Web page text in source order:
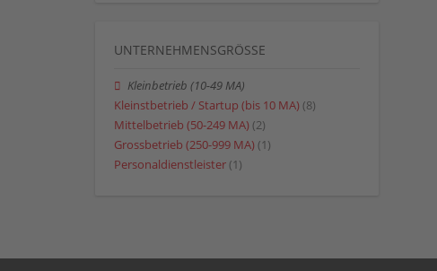
UNTERNEHMENSGRÖSSE
Kleinbetrieb (10-49 MA)
Kleinstbetrieb / Startup (bis 10 MA) (8)
Mittelbetrieb (50-249 MA) (2)
Grossbetrieb (250-999 MA) (1)
Personaldienstleister (1)